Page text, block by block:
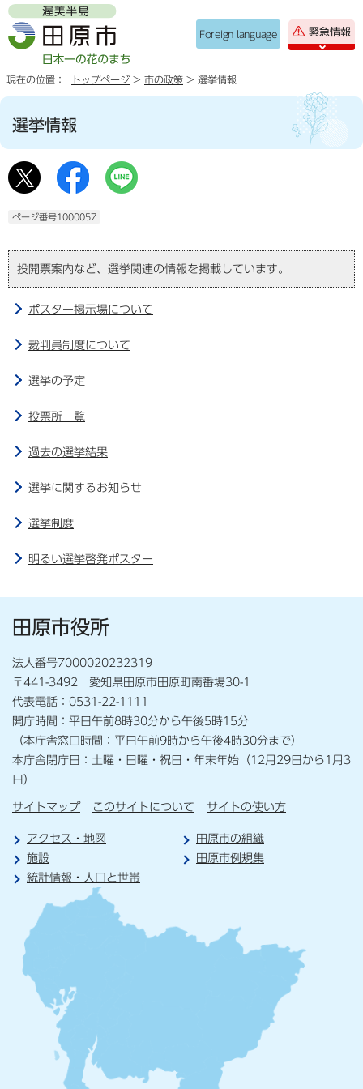
Foreign language 緊急情報
現在の位置： トップページ > 市の政策 > 選挙情報
選挙情報
ページ番号1000057
投開票案内など、選挙関連の情報を掲載しています。
ポスター掲示場について
裁判員制度について
選挙の予定
投票所一覧
過去の選挙結果
選挙に関するお知らせ
選挙制度
明るい選挙啓発ポスター
田原市役所
法人番号7000020232319
〒441-3492 愛知県田原市田原町南番場30-1
代表電話：0531-22-1111
開庁時間：平日午前8時30分から午後5時15分
（本庁舎窓口時間：平日午前9時から午後4時30分まで）
本庁舎閉庁日：土曜・日曜・祝日・年末年始（12月29日から1月3
日）
サイトマップ このサイトについて サイトの使い方
アクセス・地図
田原市の組織
施設
田原市例規集
統計情報・人口と世帯